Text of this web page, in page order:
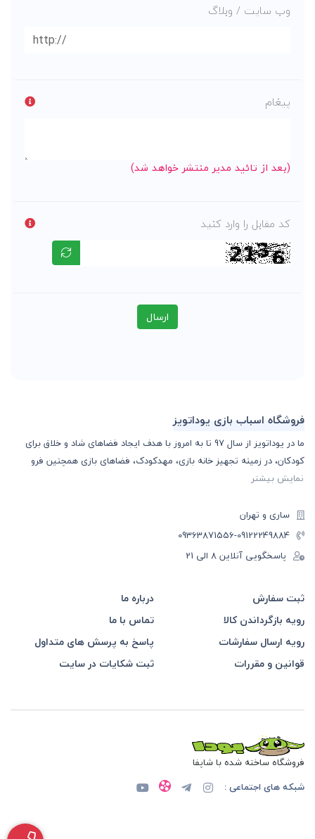
وب سایت / وبلاگ
پیغام
(بعد از تائید مدیر منتشر خواهد شد)
کد مقابل را وارد کنید
ارسال
فروشگاه اسباب بازی یوداتویز
ما در یوداتویز از سال 97 تا به امروز با هدف ایجاد فضاهای شاد و خلاق برای
کودکان، در زمینه تجهیز خانه بازی، مهدکودک، فضاهای بازی همچنین فرو
نمایش بیشتر
ساری و تهران
09122249884
-09363871556
پاسخگویی آنلاین 8 الی 21
ثبت سفارش
درباره ما
رویه بازگرداندن کالا
تماس با ما
رویه ارسال سفارشات
پاسخ به پرسش های متداول
قوانین و مقررات
ثبت شکایات در سایت
فروشگاه ساخته شده با شاپفا
شبکه های اجتماعی :